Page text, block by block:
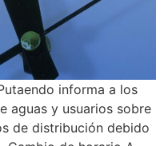
informa a los
aguas y usuarios sobre
de distribución debido